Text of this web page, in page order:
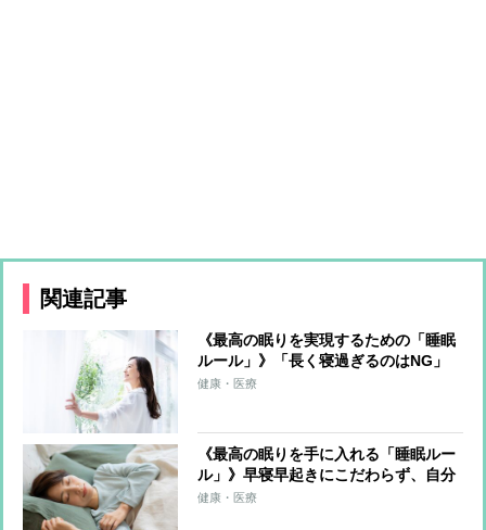
関連記事
《最高の眠りを実現するための「睡眠
ルール」》「長く寝過ぎるのはNG」
「夕食は就寝の2〜3時間前」「入浴は
健康・医療
《最高の眠りを手に入れる「睡眠ルー
ル」》早寝早起きにこだわらず、自分
に合ったリズムを選ぶことが重要 最
健康・医療